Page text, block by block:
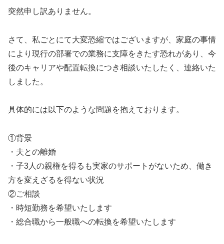
突然申し訳ありません。
さて、私ごとにて大変恐縮ではございますが、家庭の事情
により現行の部署での業務に支障をきたす恐れがあり、今
後のキャリアや配置転換につき相談いたしたく、連絡いた
しました。
具体的には以下のような問題を抱えております。
①背景
・夫との離婚
・子3人の親権を得るも実家のサポートがないため、働き
方を変えざるを得ない状況
②ご相談
・時短勤務を希望いたします
・総合職から一般職への転換を希望いたします